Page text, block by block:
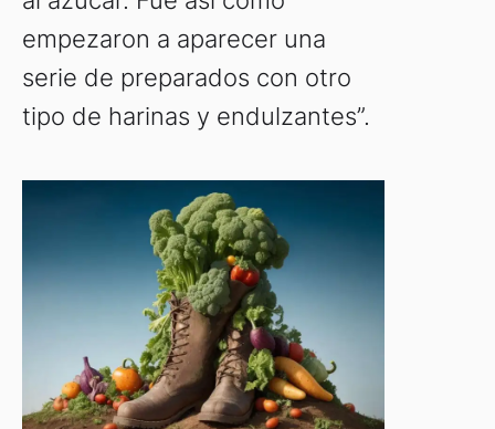
empezaron a aparecer una
serie de preparados con otro
tipo de harinas y endulzantes”.